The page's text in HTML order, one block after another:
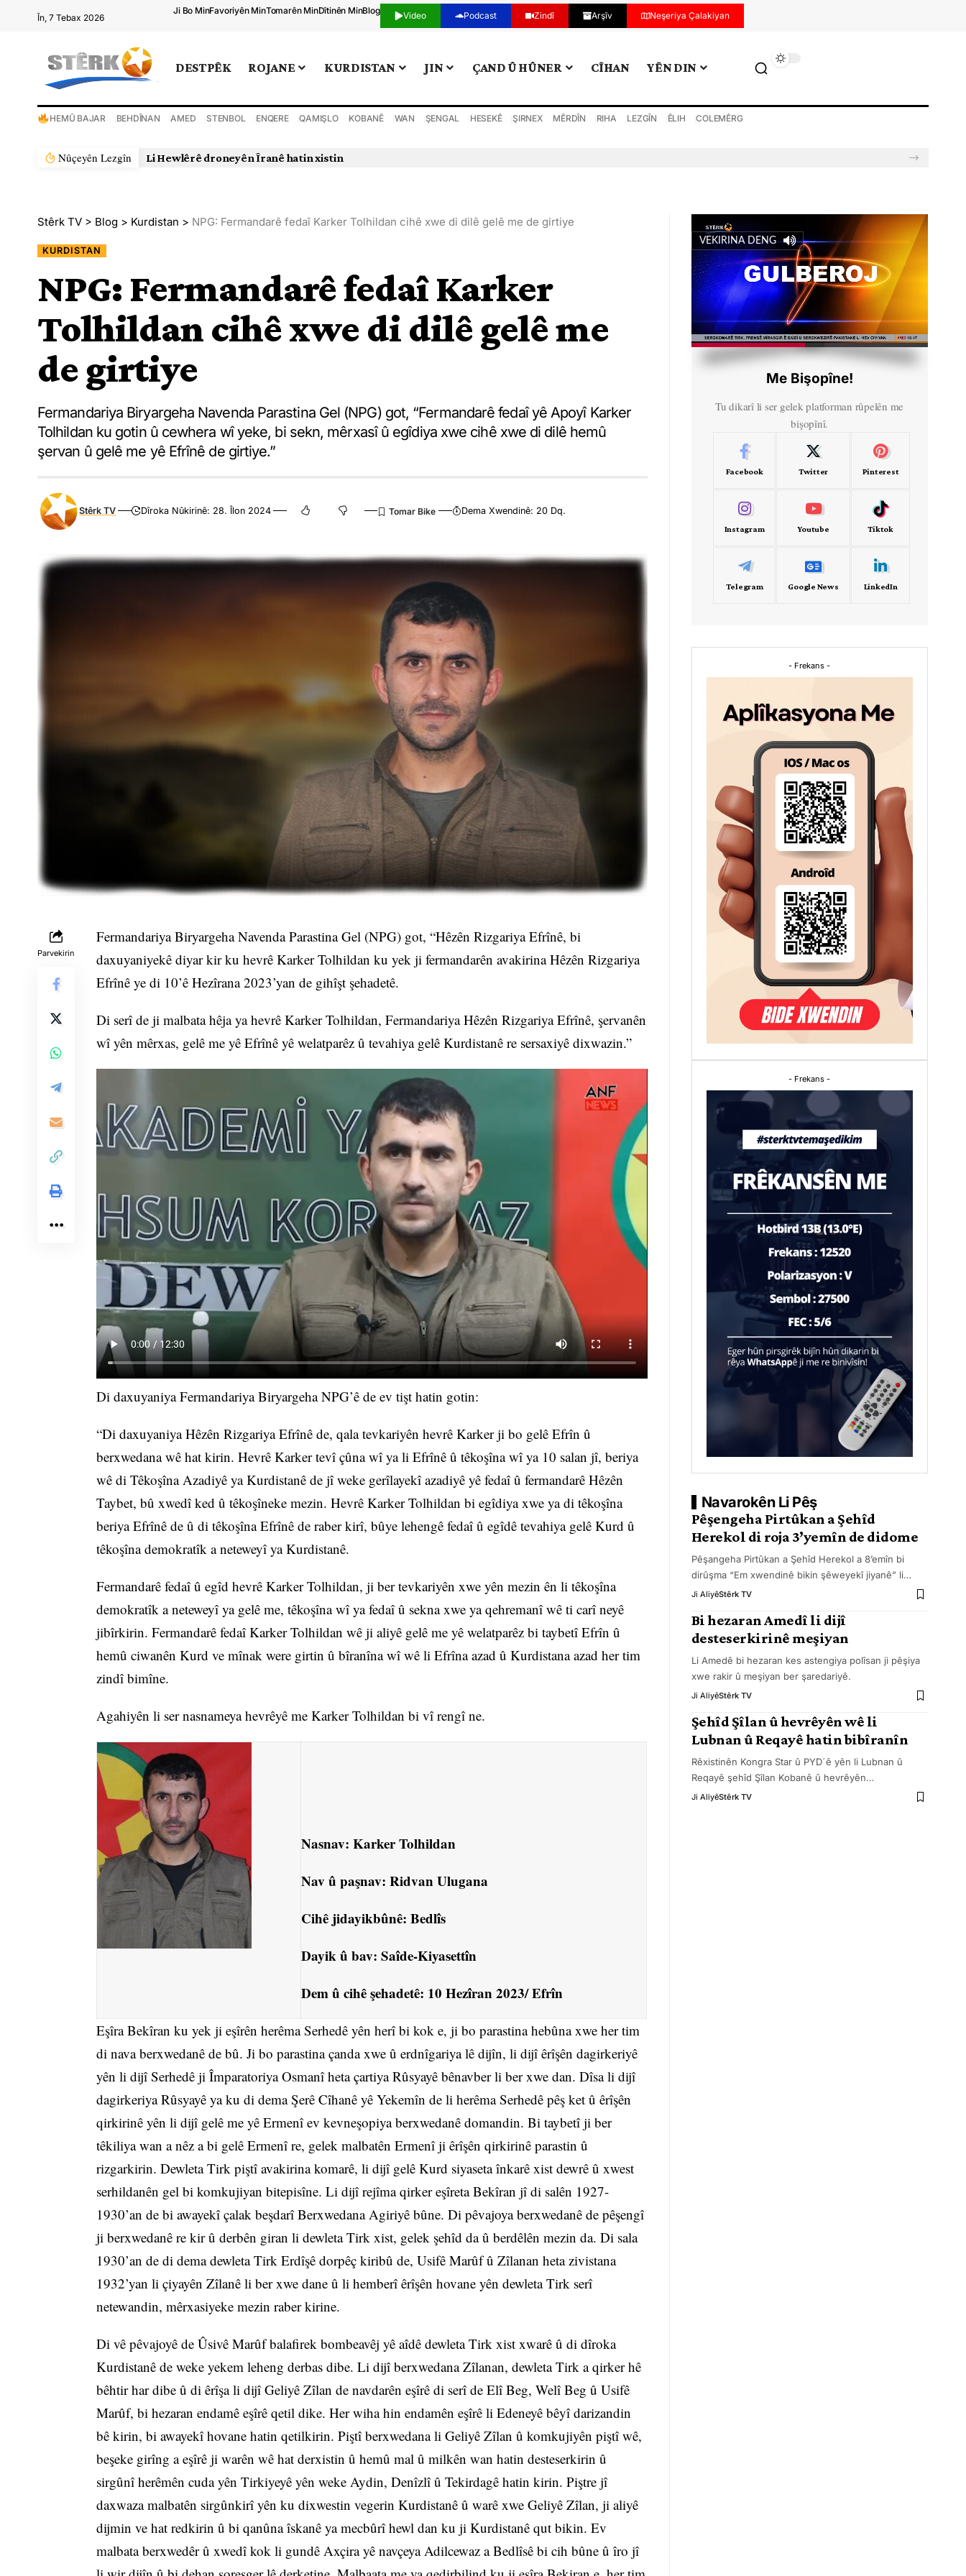
În, 7 Tebax 2026
Ji Bo MinFavoriyên MinTomarên MinDîtinên MinBlog Video Podcast Zindî Arşîv Neşeriya Çalakiyan
DESTPÊK ROJANE KURDISTAN JIN ÇAND Û HÛNER CÎHAN YÊN DIN
HEMÛ BAJAR BEHDÎNAN AMED STENBOL ENQERE QAMIŞLO KOBANÊ WAN ŞENGAL HESEKÊ ŞIRNEX MÊRDÎN RIHA LEZGÎN ÊLIH COLEMÊRG
Nûçeyên Lezgîn
Stêrk TV > Blog > Kurdistan > NPG: Fermandarê fedaî Karker Tolhildan cihê xwe di dilê gelê me de girtiye
KURDISTAN
NPG: Fermandarê fedaî Karker
Tolhildan cihê xwe di dilê gelê me
de girtiye
Fermandariya Biryargeha Navenda Parastina Gel (NPG) got, “Fermandarê fedaî yê Apoyî Karker
Tolhildan ku gotin û cewhera wî yeke, bi sekn, mêrxasî û egîdiya xwe cihê xwe di dilê hemû
şervan û gelê me yê Efrînê de girtiye.”
Stêrk TV Dîroka Nûkirinê: 28. Îlon 2024 Dema Xwendinê: 20 Dq.
Parvekirin
Fermandariya Biryargeha Navenda Parastina Gel (NPG) got, “Hêzên Rizgariya Efrînê, bi
daxuyaniyekê diyar kir ku hevrê Karker Tolhildan ku yek ji fermandarên avakirina Hêzên Rizgariya
Efrînê ye di 10’ê Hezîrana 2023’yan de gihîşt şehadetê.
Di serî de ji malbata hêja ya hevrê Karker Tolhildan, Fermandariya Hêzên Rizgariya Efrînê, şervanên
wî yên mêrxas, gelê me yê Efrînê yê welatparêz û tevahiya gelê Kurdistanê re sersaxiyê dixwazin.”
Di daxuyaniya Fermandariya Biryargeha NPG’ê de ev tişt hatin gotin:
“Di daxuyaniya Hêzên Rizgariya Efrînê de, qala tevkariyên hevrê Karker ji bo gelê Efrîn û
berxwedana wê hat kirin. Hevrê Karker tevî çûna wî ya li Efrînê û têkoşîna wî ya 10 salan jî, beriya
wê di Têkoşîna Azadiyê ya Kurdistanê de jî weke gerîlayekî azadiyê yê fedaî û fermandarê Hêzên
Taybet, bû xwedî ked û têkoşîneke mezin. Hevrê Karker Tolhildan bi egîdiya xwe ya di têkoşîna
beriya Efrînê de û di têkoşîna Efrînê de raber kirî, bûye lehengê fedaî û egîdê tevahiya gelê Kurd û
têkoşîna demokratîk a neteweyî ya Kurdistanê.
Fermandarê fedaî û egîd hevrê Karker Tolhildan, ji ber tevkariyên xwe yên mezin ên li têkoşîna
demokratîk a neteweyî ya gelê me, têkoşîna wî ya fedaî û sekna xwe ya qehremanî wê ti carî neyê
jibîrkirin. Fermandarê fedaî Karker Tolhildan wê ji aliyê gelê me yê welatparêz bi taybetî Efrîn û
hemû ciwanên Kurd ve mînak were girtin û bîranîna wî wê li Efrîna azad û Kurdistana azad her tim
zindî bimîne.
Agahiyên li ser nasnameya hevrêyê me Karker Tolhildan bi vî rengî ne.
Nasnav: Karker Tolhildan
Nav û paşnav: Ridvan Ulugana
Cihê jidayikbûnê: Bedlîs
Dayik û bav: Saîde-Kiyasettîn
Dem û cihê şehadetê: 10 Hezîran 2023/ Efrîn
Eşîra Bekîran ku yek ji eşîrên herêma Serhedê yên herî bi kok e, ji bo parastina hebûna xwe her tim
di nava berxwedanê de bû. Ji bo parastina çanda xwe û erdnîgariya lê dijîn, li dijî êrîşên dagirkeriyê
yên li dijî Serhedê ji Împaratoriya Osmanî heta çartiya Rûsyayê bênavber li ber xwe dan. Dîsa li dijî
dagirkeriya Rûsyayê ya ku di dema Şerê Cîhanê yê Yekemîn de li herêma Serhedê pêş ket û êrîşên
qirkirinê yên li dijî gelê me yê Ermenî ev kevneşopiya berxwedanê domandin. Bi taybetî ji ber
têkiliya wan a nêz a bi gelê Ermenî re, gelek malbatên Ermenî ji êrîşên qirkirinê parastin û
rizgarkirin. Dewleta Tirk piştî avakirina komarê, li dijî gelê Kurd siyaseta înkarê xist dewrê û xwest
serhildanên gel bi komkujiyan bitepisîne. Li dijî rejîma qirker eşîreta Bekîran jî di salên 1927-
1930’an de bi awayekî çalak beşdarî Berxwedana Agiriyê bûne. Di pêvajoya berxwedanê de pêşengî
ji berxwedanê re kir û derbên giran li dewleta Tirk xist, gelek şehîd da û berdêlên mezin da. Di sala
1930’an de di dema dewleta Tirk Erdîşê dorpêç kiribû de, Usifê Marûf û Zîlanan heta zivistana
1932’yan li çiyayên Zîlanê li ber xwe dane û li hemberî êrîşên hovane yên dewleta Tirk serî
netewandin, mêrxasiyeke mezin raber kirine.
Di vê pêvajoyê de Ûsivê Marûf balafirek bombeavêj yê aîdê dewleta Tirk xist xwarê û di dîroka
Kurdistanê de weke yekem leheng derbas dibe. Li dijî berxwedana Zîlanan, dewleta Tirk a qirker hê
bêhtir har dibe û di êrîşa li dijî Geliyê Zîlan de navdarên eşîrê di serî de Elî Beg, Welî Beg û Usifê
Marûf, bi hezaran endamê eşîrê qetil dike. Her wiha hin endamên eşîrê li Edeneyê bêyî darizandin
bê kirin, bi awayekî hovane hatin qetilkirin. Piştî berxwedana li Geliyê Zîlan û komkujiyên piştî wê,
beşeke girîng a eşîrê ji warên wê hat derxistin û hemû mal û milkên wan hatin desteserkirin û
sirgûnî herêmên cuda yên Tirkiyeyê yên weke Aydin, Denîzlî û Tekirdagê hatin kirin. Piştre jî
daxwaza malbatên sirgûnkirî yên ku dixwestin vegerin Kurdistanê û warê xwe Geliyê Zîlan, ji aliyê
dijmin ve hat redkirin û bi qanûna îskanê ya mecbûrî hewl dan ku ji Kurdistanê qut bikin. Ev
malbata berxwedêr û xwedî kok li gundê Axçira yê navçeya Adilcewaz a Bedlîsê bi cih bûne û îro jî
VEKIRINA DENG
Me Bişopîne!
Tu dikarî li ser gelek platforman rûpelên me
bişopînî.
Facebook Twitter Pinterest
Instagram Youtube Tiktok
Telegram Google News LinkedIn
- Frekans -
- Frekans -
Navarokên Li Pêş
Pêşengeha Pirtûkan a Şehîd
Herekol di roja 3’yemîn de didome
Pêşangeha Pirtûkan a Şehîd Herekol a 8’emîn bi
dirûşma “Em xwendinê bikin şêweyekî jiyanê” li…
Ji AliyêStêrk TV
Bi hezaran Amedî li dijî
desteserkirinê meşiyan
Li Amedê bi hezaran kes astengiya polîsan ji pêşiya
xwe rakir û meşiyan ber şaredariyê.
Ji AliyêStêrk TV
Şehîd Şîlan û hevrêyên wê li
Lubnan û Reqayê hatin bibîranîn
Rêxistinên Kongra Star û PYDˊê yên li Lubnan û
Reqayê şehîd Şîlan Kobanê û hevrêyên…
Ji AliyêStêrk TV